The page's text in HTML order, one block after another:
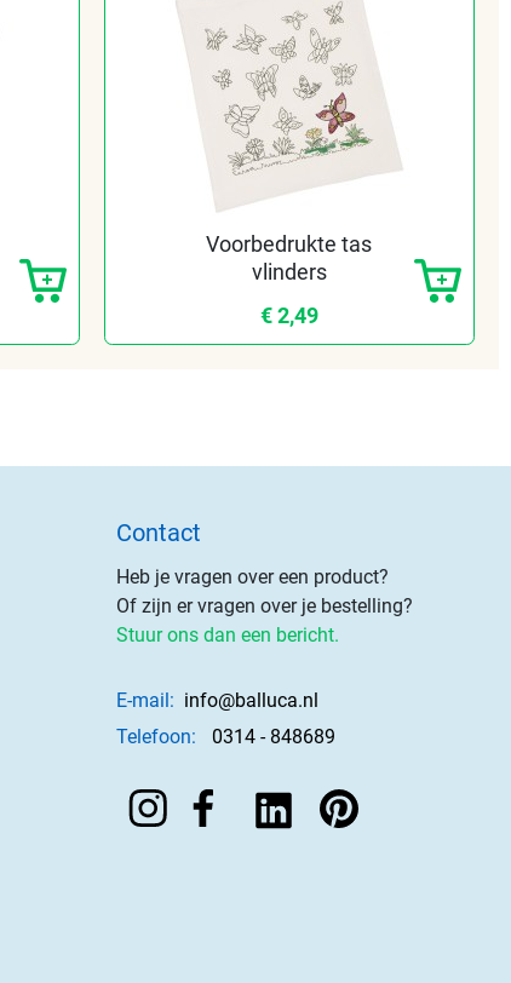
Voorbedrukte tas
vlinders
€ 2,49
Contact
Heb je vragen over een product?
Of zijn er vragen over je bestelling?
Stuur ons dan een bericht.
E-mail: info@balluca.nl
Telefoon:
0314 - 848689